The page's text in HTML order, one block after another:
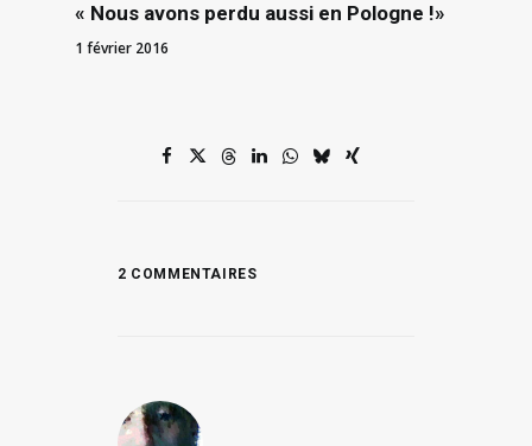
« Nous avons perdu aussi en Pologne !»
1 février 2016
2 COMMENTAIRES